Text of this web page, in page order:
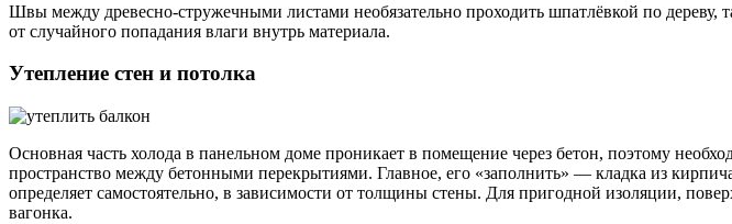
Швы между древесно-стружечными листами необязательно проходить шпатлёвкой по
от случайного попадания влаги внутрь материала.
Утепление стен и потолка
Основная часть холода в панельном доме проникает в помещение через бетон, поэтому
пространство между бетонными перекрытиями. Главное, его «заполнить» — кладка из
определяет самостоятельно, в зависимости от толщины стены. Для пригодной изоляции,
вагонка.